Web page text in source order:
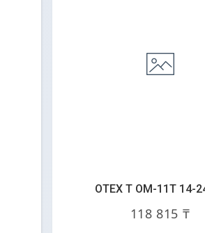
OTEX T OM-11T 14-
118 815 ₸